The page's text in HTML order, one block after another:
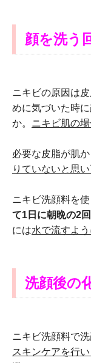
顔を洗う
ニキビの原因は
めに気づいた時
か。 ニキビ肌の
必要な皮脂が肌
りていないと思
ニキビ洗顔料を
て1日に朝晩の2回
には水で流すよう
洗顔後の
ニキビ洗顔料で洗
スキンケアを行い